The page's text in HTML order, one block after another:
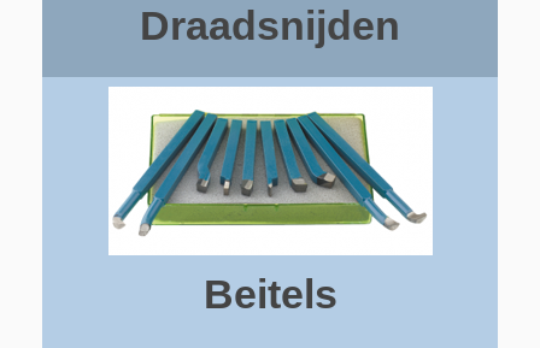
Draadsnijden
Beitels